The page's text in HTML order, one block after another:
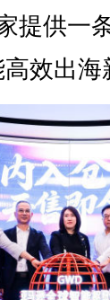
提供一
效出海